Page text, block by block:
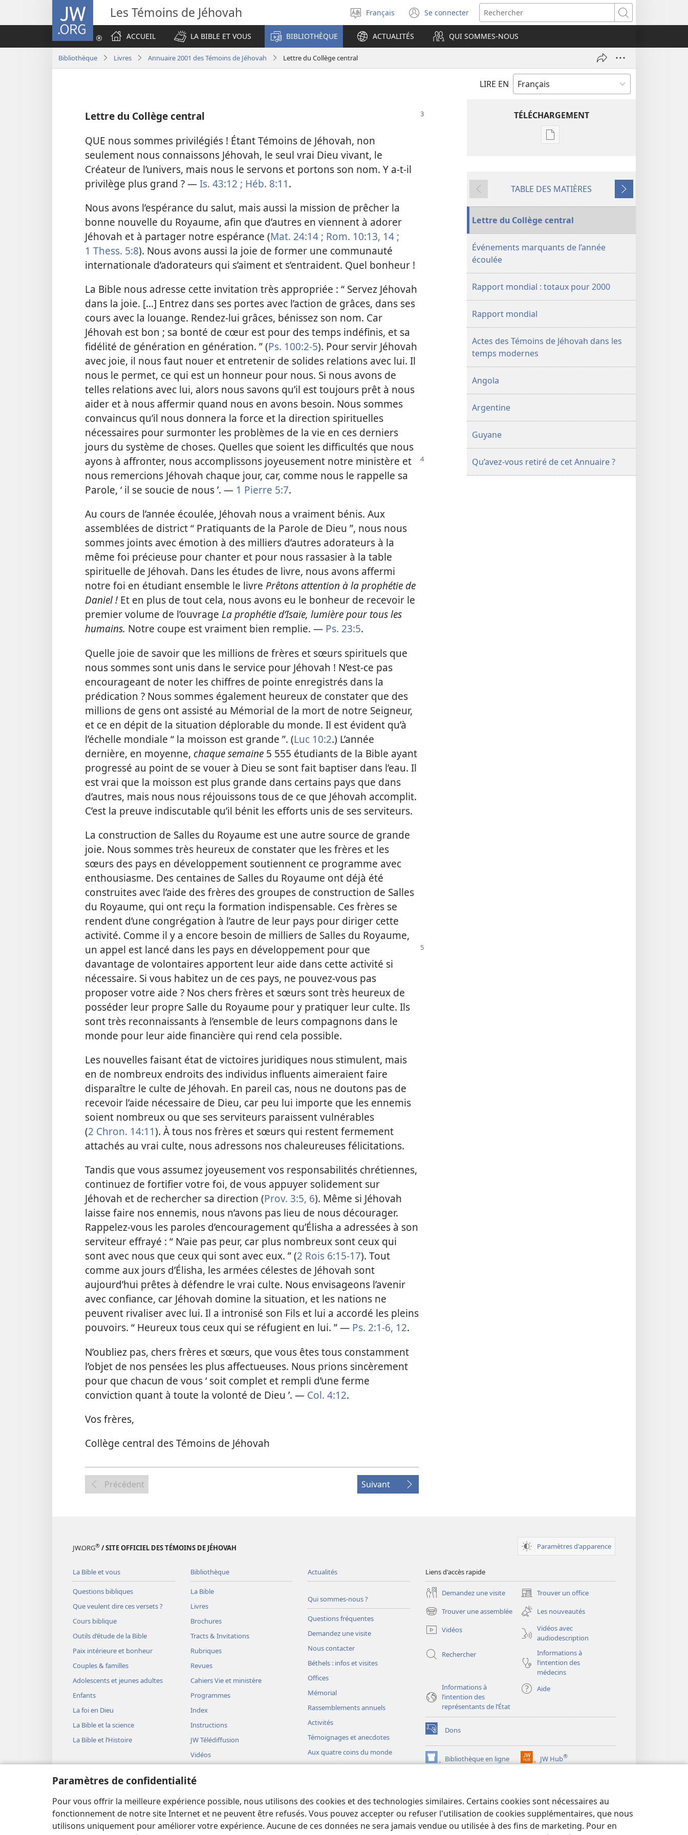
Paramètres de confidentialité
Pour vous offrir la meilleure expérience possible, nous utilisons des cookies et des technologies similaires. Certains cookies sont nécessaires au
fonctionnement de notre site Internet et ne peuvent être refusés. Vous pouvez accepter ou refuser l'utilisation de cookies supplémentaires, que nous
utilisons uniquement pour améliorer votre expérience. Aucune de ces données ne sera jamais vendue ou utilisée à des fins de marketing. Pour en
JW.ORG Les Témoins de Jéhovah
Sélectionner
la
langue
Français Se connecter
(ouvre
une
nouvelle
fenêtre)
Rechercher
ACCUEIL
LA BIBLE ET VOUS BIBLIOTHÈQUE ACTUALITÉS QUI SOMMES-NOUS
Bibliothèque Livres Annuaire 2001 des Témoins de Jéhovah Lettre du Collège central
LIRE EN
Lettre du Collège central
QUE nous sommes privilégiés ! Étant Témoins de Jéhovah, non
seulement nous connaissons Jéhovah, le seul vrai Dieu vivant, le
Créateur de l’univers, mais nous le servons et portons son nom. Y a-​t-​il
privilège plus grand ? —Is. 43:12 ; Héb. 8:11.
Nous avons l’espérance du salut, mais aussi la mission de prêcher la
bonne nouvelle du Royaume, afin que d’autres en viennent à adorer
Jéhovah et à partager notre espérance (Mat. 24:14 ; Rom. 10:13, 14 ;
1 Thess. 5:8). Nous avons aussi la joie de former une communauté
internationale d’adorateurs qui s’aiment et s’entraident. Quel bonheur !
La Bible nous adresse cette invitation très appropriée : “ Servez Jéhovah
dans la joie. [...] Entrez dans ses portes avec l’action de grâces, dans ses
cours avec la louange. Rendez-​lui grâces, bénissez son nom. Car
Jéhovah est bon ; sa bonté de cœur est pour des temps indéfinis, et sa
fidélité de génération en génération. ” (Ps. 100:2-5). Pour servir Jéhovah
avec joie, il nous faut nouer et entretenir de solides relations avec lui. Il
nous le permet, ce qui est un honneur pour nous. Si nous avons de
telles relations avec lui, alors nous savons qu’il est toujours prêt à nous
aider et à nous affermir quand nous en avons besoin. Nous sommes
convaincus qu’il nous donnera la force et la direction spirituelles
nécessaires pour surmonter les problèmes de la vie en ces derniers
jours du système de choses. Quelles que soient les difficultés que nous
ayons à affronter, nous accomplissons joyeusement notre ministère et
nous remercions Jéhovah chaque jour, car, comme nous le rappelle sa
Parole, ‘ il se soucie de nous ’. — 1 Pierre 5:7.
Au cours de l’année écoulée, Jéhovah nous a vraiment bénis. Aux
assemblées de district “ Pratiquants de la Parole de Dieu ”, nous nous
sommes joints avec émotion à des milliers d’autres adorateurs à la
même foi précieuse pour chanter et pour nous rassasier à la table
spirituelle de Jéhovah. Dans les études de livre, nous avons affermi
notre foi en étudiant ensemble le livre Prêtons attention à la prophétie de
Daniel ! Et en plus de tout cela, nous avons eu le bonheur de recevoir le
premier volume de l’ouvrage La prophétie d’Isaïe, lumière pour tous les
humains. Notre coupe est vraiment bien remplie. — Ps. 23:5.
Quelle joie de savoir que les millions de frères et sœurs spirituels que
nous sommes sont unis dans le service pour Jéhovah ! N’est-​ce pas
encourageant de noter les chiffres de pointe enregistrés dans la
prédication ? Nous sommes également heureux de constater que des
millions de gens ont assisté au Mémorial de la mort de notre Seigneur,
et ce en dépit de la situation déplorable du monde. Il est évident qu’à
l’échelle mondiale “ la moisson est grande ”. (Luc 10:2.) L’année
dernière, en moyenne, chaque semaine 5 555 étudiants de la Bible ayant
progressé au point de se vouer à Dieu se sont fait baptiser dans l’eau. Il
est vrai que la moisson est plus grande dans certains pays que dans
d’autres, mais nous nous réjouissons tous de ce que Jéhovah accomplit.
C’est la preuve indiscutable qu’il bénit les efforts unis de ses serviteurs.
La construction de Salles du Royaume est une autre source de grande
joie. Nous sommes très heureux de constater que les frères et les
sœurs des pays en développement soutiennent ce programme avec
enthousiasme. Des centaines de Salles du Royaume ont déjà été
construites avec l’aide des frères des groupes de construction de Salles
du Royaume, qui ont reçu la formation indispensable. Ces frères se
rendent d’une congrégation à l’autre de leur pays pour diriger cette
activité. Comme il y a encore besoin de milliers de Salles du Royaume,
un appel est lancé dans les pays en développement pour que
davantage de volontaires apportent leur aide dans cette activité si
nécessaire. Si vous habitez un de ces pays, ne pouvez-​vous pas
proposer votre aide ? Nos chers frères et sœurs sont très heureux de
posséder leur propre Salle du Royaume pour y pratiquer leur culte. Ils
sont très reconnaissants à l’ensemble de leurs compagnons dans le
monde pour leur aide financière qui rend cela possible.
Les nouvelles faisant état de victoires juridiques nous stimulent, mais
en de nombreux endroits des individus influents aimeraient faire
disparaître le culte de Jéhovah. En pareil cas, nous ne doutons pas de
recevoir l’aide nécessaire de Dieu, car peu lui importe que les ennemis
soient nombreux ou que ses serviteurs paraissent vulnérables
(2 Chron. 14:11). À tous nos frères et sœurs qui restent fermement
attachés au vrai culte, nous adressons nos chaleureuses félicitations.
Tandis que vous assumez joyeusement vos responsabilités chrétiennes,
continuez de fortifier votre foi, de vous appuyer solidement sur
Jéhovah et de rechercher sa direction (Prov. 3:5, 6). Même si Jéhovah
laisse faire nos ennemis, nous n’avons pas lieu de nous décourager.
Rappelez-​vous les paroles d’encouragement qu’Élisha a adressées à son
serviteur effrayé : “ N’aie pas peur, car plus nombreux sont ceux qui
sont avec nous que ceux qui sont avec eux. ” (2 Rois 6:15-17). Tout
comme aux jours d’Élisha, les armées célestes de Jéhovah sont
aujourd’hui prêtes à défendre le vrai culte. Nous envisageons l’avenir
avec confiance, car Jéhovah domine la situation, et les nations ne
peuvent rivaliser avec lui. Il a intronisé son Fils et lui a accordé les pleins
pouvoirs. “ Heureux tous ceux qui se réfugient en lui. ” — Ps. 2:1-6, 12.
N’oubliez pas, chers frères et sœurs, que vous êtes tous constamment
l’objet de nos pensées les plus affectueuses. Nous prions sincèrement
pour que chacun de vous ‘ soit complet et rempli d’une ferme
conviction quant à toute la volonté de Dieu ’. — Col. 4:12.
Vos frères,
Collège central des Témoins de Jéhovah
Précédent Suivant
TÉLÉCHARGEMENT
Options
publications
Annuaire
2001
Témoins
Jéhovah
Précédent
TABLE DES MATIÈRES
Suivant
Lettre du Collège central
Événements marquants de l’année
écoulée
Rapport mondial : totaux pour 2000
Rapport mondial
Actes des Témoins de Jéhovah dans les
temps modernes
Angola
Argentine
Guyane
Qu’avez-vous retiré de cet Annuaire ?
JW.ORG® / SITE OFFICIEL DES TÉMOINS DE JÉHOVAH Paramètres d'apparence
La Bible et vous
Questions bibliques
Que veulent dire ces versets ?
Cours biblique
Outils d’étude de la Bible
Paix intérieure et bonheur
Couples & familles
Adolescents et jeunes adultes
Enfants
La foi en Dieu
La Bible et la science
La Bible et l’Histoire
Bibliothèque
La Bible
Livres
Brochures
Tracts & Invitations
Rubriques
Revues
Cahiers Vie et ministère
Programmes
Index
Instructions
JW Télédiffusion
Vidéos
Représentations théâtrales
Lectures bibliques théâtrales
Actualités
Qui sommes-nous ?
Questions fréquentes
Demandez une visite
Nous contacter
Béthels : infos et visites
Offices
Mémorial
Rassemblements annuels
Activités
Témoignages et anecdotes
Aux quatre coins du monde
Liens d'accès rapide
Demandez une visite Trouver un office
(ouvre
une
nouvelle
fenêtre)
Trouver une assemblée
(ouvre
une
nouvelle
Les nouveautés
Vidéos
Vidéos avec
audiodescription
Rechercher
Informations à
l’intention des
médecins
Informations à
l’intention des
représentants de l’État
Aide
Dons
(ouvre
une
nouvelle
fenêtre)
Bibliothèque en ligne
(ouvre
JW Hub®
(ouvre